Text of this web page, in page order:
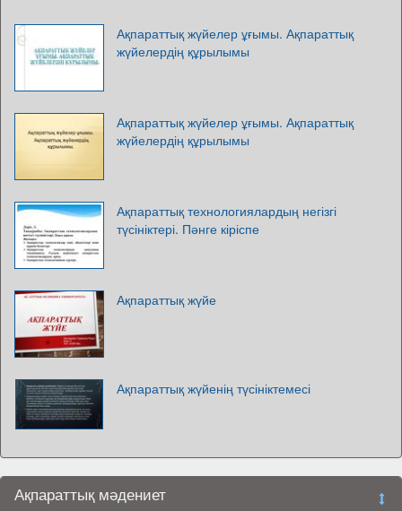
Ақпараттық жүйелер ұғымы. Ақпараттық
жүйелердің құрылымы
Ақпараттық жүйелер ұғымы. Ақпараттық
жүйелердің құрылымы
Ақпараттық технологиялардың негізгі
түсініктері. Пәнге кіріспе
Ақпараттық жүйе
Ақпараттық жүйенің түсініктемесі
Ақпараттық мәдениет